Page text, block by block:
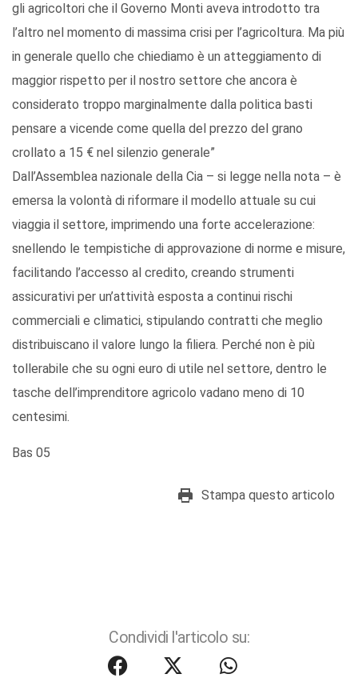
gli agricoltori che il Governo Monti aveva introdotto tra
l’altro nel momento di massima crisi per l’agricoltura. Ma più
in generale quello che chiediamo è un atteggiamento di
maggior rispetto per il nostro settore che ancora è
considerato troppo marginalmente dalla politica basti
pensare a vicende come quella del prezzo del grano
crollato a 15 € nel silenzio generale”
Dall’Assemblea nazionale della Cia – si legge nella nota – è
emersa la volontà di riformare il modello attuale su cui
viaggia il settore, imprimendo una forte accelerazione:
snellendo le tempistiche di approvazione di norme e misure,
facilitando l’accesso al credito, creando strumenti
assicurativi per un’attività esposta a continui rischi
commerciali e climatici, stipulando contratti che meglio
distribuiscano il valore lungo la filiera. Perché non è più
tollerabile che su ogni euro di utile nel settore, dentro le
tasche dell’imprenditore agricolo vadano meno di 10
centesimi.
Bas 05
Stampa questo articolo
Condividi l'articolo su: